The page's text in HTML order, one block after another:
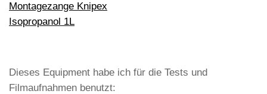
Montagezange Knipex
Isopropanol 1L
Dieses Equipment habe ich für die Tests und
Filmaufnahmen benutzt: